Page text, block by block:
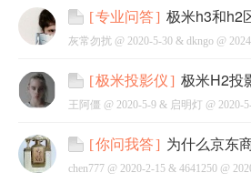
[专业问答] 极米h3和h2
灰常勿扰 @ 2020-5-30 & dkngo @
[极米投影仪] 极米H2投
王阿僵 @ 2020-5-9 & 启明灯 @ 2020-
[你问我答] 为什么京东
chen777 @ 2020-2-15 & 4641250 @